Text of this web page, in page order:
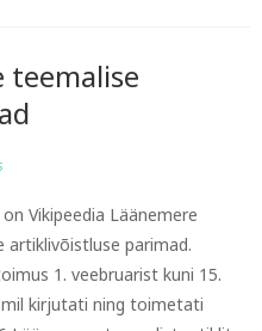
teemalise
Vikipeedia Läänemere
artiklivõistluse parimad.
1. veebruarist kuni 15.
kirjutati ning toimetati